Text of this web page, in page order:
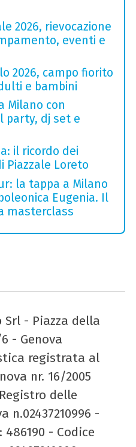
2026, rievocazione
eventi e
2026, campo fiorito
e bambini
Milano con
party, dj set e
il ricordo dei
Piazzale Loreto
la tappa a Milano
Eugenia. Il
masterclass
Srl - Piazza della
- Genova
registrata al
nr. 16/2005
delle
n.02437210996 -
486190 - Codice